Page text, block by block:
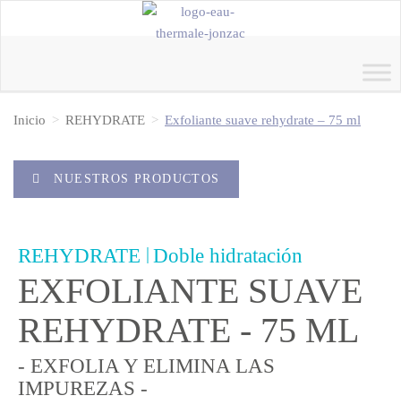
Inicio REHYDRATE Exfoliante suave rehydrate – 75 ml
NUESTROS PRODUCTOS
REHYDRATE | Doble hidratación
EXFOLIANTE SUAVE
REHYDRATE - 75 ML
- EXFOLIA Y ELIMINA LAS
IMPUREZAS -